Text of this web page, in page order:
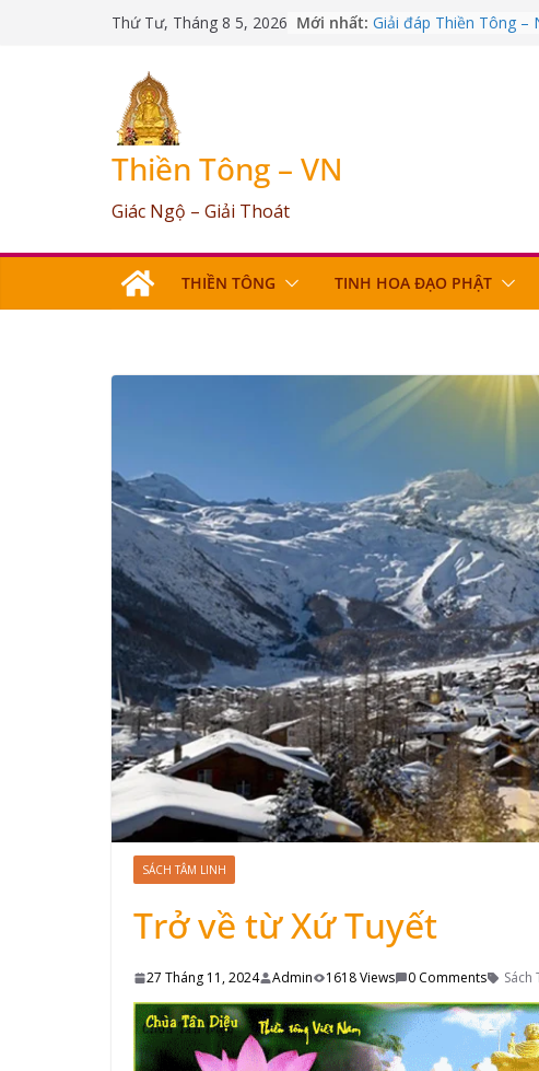
Thứ Tư, Tháng 8 5, 2026 Mới nhất: Giải đáp Thiền Tông –
Thiền Tông – VN
Giác Ngộ – Giải Thoát
THIỀN TÔNG TINH HOA ĐẠO PHẬT
SÁCH TÂM LINH
Trở về từ Xứ Tuyết
27 Tháng 11, 2024 Admin 1618 Views 0 Comments Sách